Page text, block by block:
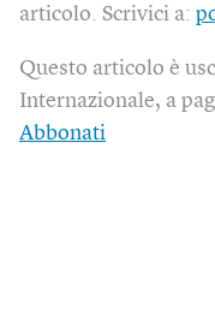
articolo. Scrivici a:
Questo articolo è
Internazionale, a
Abbonati